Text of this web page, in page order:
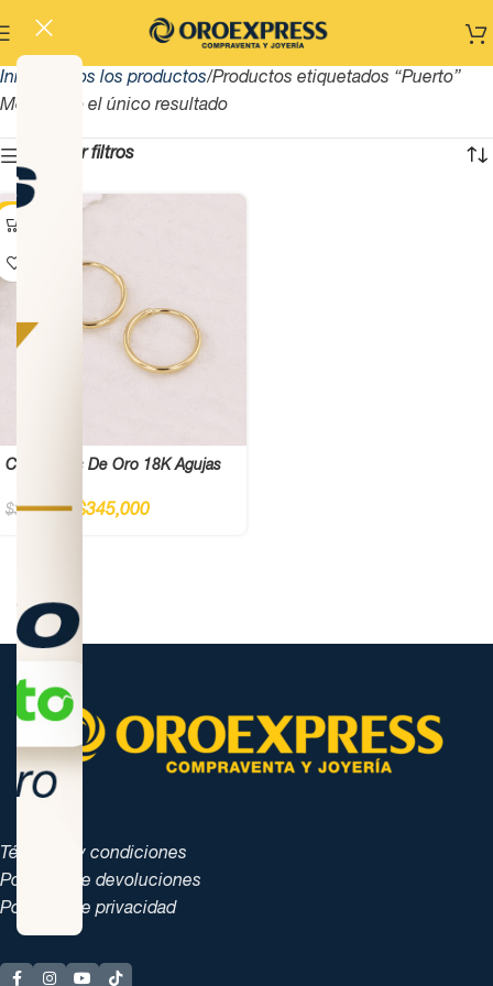
Inicio Todos los productos Productos etiquetados “Puerto”
Mostrando el único resultado
Mostrar filtros
Candongas De Oro 18K Agujas
$375,000 $345,000
Términos y condiciones
Políticas de devoluciones
Políticas de privacidad